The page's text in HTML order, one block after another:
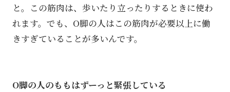
と。この筋肉は、歩いたり立ったりするときに使わ
れます。でも、O脚の人はこの筋肉が必要以上に働
きすぎていることが多いんです。
O脚の人のももはずーっと緊張している